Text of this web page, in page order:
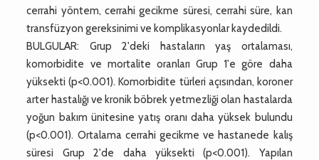
cerrahi yöntem, cerrahi gecikme süresi, cerrahi süre, kan
transfüzyon gereksinimi ve komplikasyonlar kaydedildi.
BULGULAR: Grup 2'deki hastaların yaş ortalaması,
komorbidite ve mortalite oranları Grup 1'e göre daha
yüksekti (p<0.001). Komorbidite türleri açısından, koroner
arter hastalığı ve kronik böbrek yetmezliği olan hastalarda
yoğun bakım ünitesine yatış oranı daha yüksek bulundu
(p<0.001). Ortalama cerrahi gecikme ve hastanede kalış
süresi Grup 2'de daha yüksekti (p<0.001). Yapılan